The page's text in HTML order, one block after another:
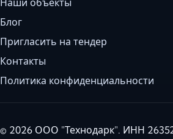
Блог
Пригласить на тендер
Контакты
Политика конфиденциальности
© 2026 ООО "Технодарк". ИНН